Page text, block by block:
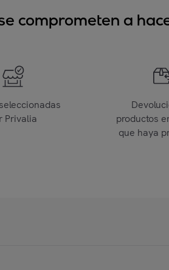
comprometen a
Privalia
productos
que haya